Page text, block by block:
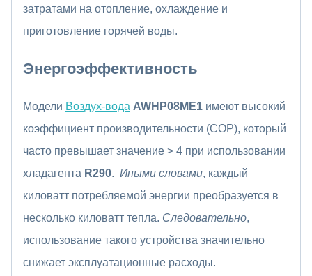
затратами на отопление, охлаждение и
приготовление горячей воды.
Энергоэффективность
Модели Воздух-вода AWHP08ME1 имеют высокий
коэффициент производительности (COP), который
часто превышает значение > 4 при использовании
хладагента R290. Иными словами, каждый
киловатт потребляемой энергии преобразуется в
несколько киловатт тепла. Следовательно,
использование такого устройства значительно
снижает эксплуатационные расходы.